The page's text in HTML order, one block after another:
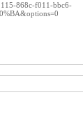
868c-f011-bbc6-